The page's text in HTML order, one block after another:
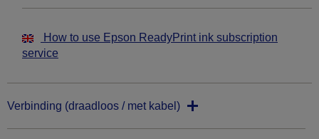
How to use Epson ReadyPrint ink subscription
service
Verbinding (draadloos / met kabel)